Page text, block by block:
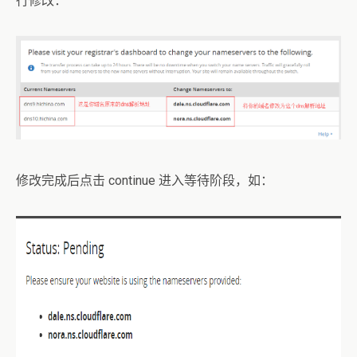
修改完成后点击 continue 进入等待阶段，如：